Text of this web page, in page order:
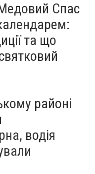
Спас
та що
районі
водія